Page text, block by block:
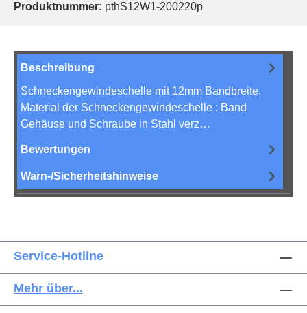
Produktnummer: pthS12W1-200220p
Beschreibung
Schneckengewindeschelle mit 12mm Bandbreite.
Material der Schneckengewindeschelle : Band
Gehäuse und Schraube in Stahl verz…
Bewertungen
Warn-/Sicherheitshinweise
Service-Hotline
Mehr über...